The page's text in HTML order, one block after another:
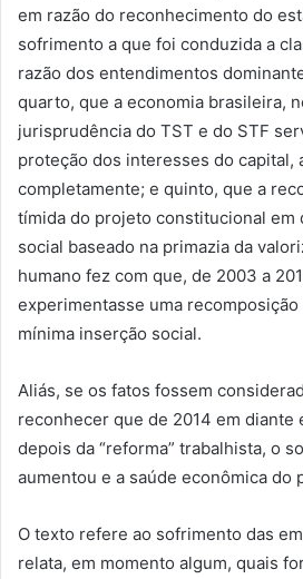
em razão do reconhecimento do
sofrimento a que foi conduzida a
razão dos entendimentos
quarto, que a economia brasileira,
jurisprudência do TST e do STF
proteção dos interesses do capital,
completamente; e quinto, que a
tímida do projeto constitucional em
social baseado na primazia da
humano fez com que, de 2003 a
experimentasse uma
mínima inserção social.
Aliás, se os fatos fossem
reconhecer que de 2014 em diante
depois da “reforma” trabalhista, o
aumentou e a saúde econômica do
O texto refere ao sofrimento das
relata, em momento algum, quais